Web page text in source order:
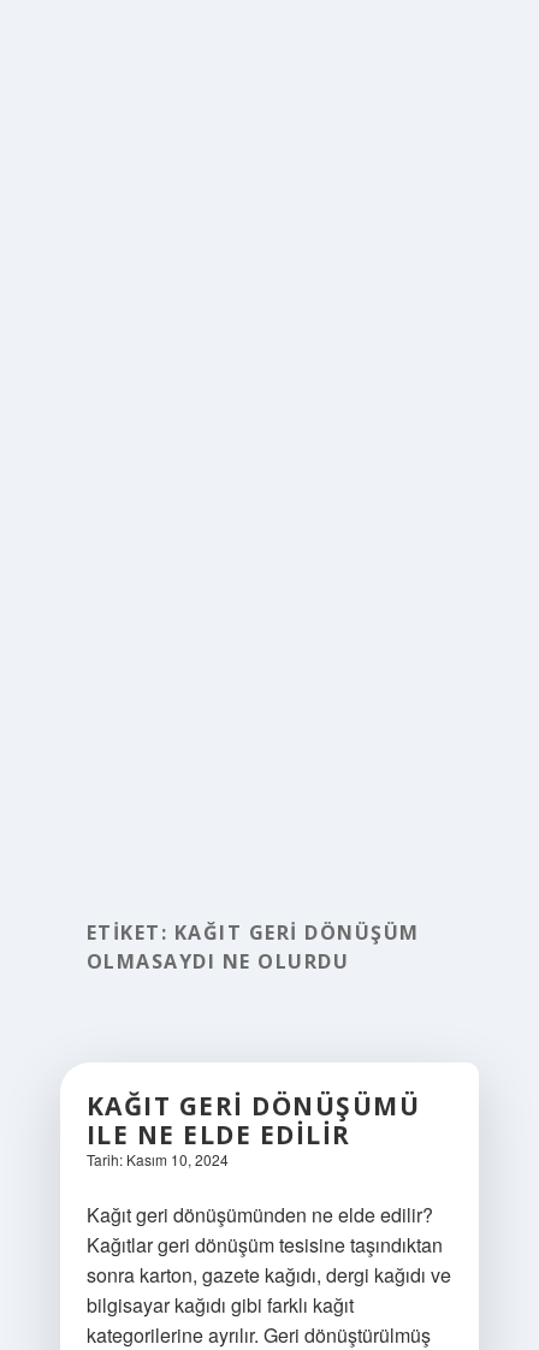
ETIKET: KAĞIT GERI DÖNÜŞÜM
OLMASAYDI NE OLURDU
KAĞIT GERI DÖNÜŞÜMÜ
ILE NE ELDE EDILIR
Tarih: Kasım 10, 2024
Kağıt geri dönüşümünden ne elde edilir?
Kağıtlar geri dönüşüm tesisine taşındıktan
sonra karton, gazete kağıdı, dergi kağıdı ve
bilgisayar kağıdı gibi farklı kağıt
kategorilerine ayrılır. Geri dönüştürülmüş